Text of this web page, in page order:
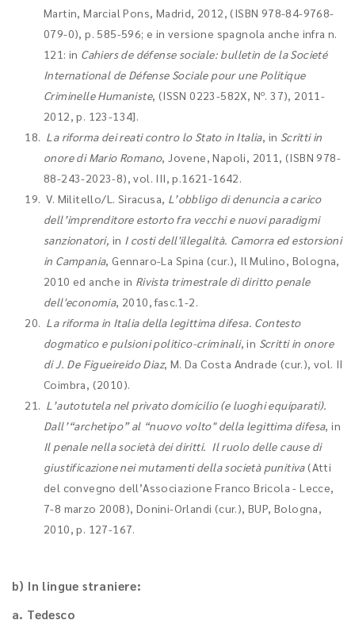
Martin, Marcial Pons, Madrid, 2012, (ISBN 978-84-9768-
079-0), p. 585-596; e in versione spagnola anche infra n.
121: in Cahiers de défense sociale: bulletin de la Societé
International de Défense Sociale pour une Politique
Criminelle Humaniste, (ISSN 0223-582X, Nº. 37), 2011-
2012, p. 123-134].
La riforma dei reati contro lo Stato in Italia, in Scritti in
onore di Mario Romano, Jovene, Napoli, 2011, (ISBN 978-
88-243-2023-8), vol. III, p.1621-1642.
V. Militello/L. Siracusa, L’obbligo di denuncia a carico
dell’imprenditore estorto fra vecchi e nuovi paradigmi
sanzionatori, in I costi dell'illegalità. Camorra ed estorsioni
in Campania, Gennaro-La Spina (cur.), Il Mulino, Bologna,
2010 ed anche in Rivista trimestrale di diritto penale
dell'economia, 2010, fasc.1-2.
La riforma in Italia della legittima difesa. Contesto
dogmatico e pulsioni politico-criminali, in Scritti in onore
di J. De Figueireido Diaz, M. Da Costa Andrade (cur.), vol. II
Coimbra, (2010).
L’autotutela nel privato domicilio (e luoghi equiparati).
Dall’“archetipo” al “nuovo volto" della legittima difesa, in
Il penale nella società dei diritti. Il ruolo delle cause di
giustificazione nei mutamenti della società punitiva(Atti
del convegno dell’Associazione Franco Bricola - Lecce,
7-8 marzo 2008), Donini-Orlandi (cur.), BUP, Bologna,
2010, p. 127-167.
b) In lingue straniere:
a. Tedesco